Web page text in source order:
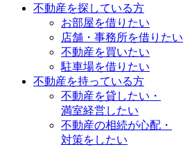
不動産を探している方
お部屋を借りたい
店舗・事務所を借りたい
不動産を買いたい
駐車場を借りたい
不動産を持っている方
不動産を貸したい・
満室経営したい
不動産の相続が心配・
対策をしたい